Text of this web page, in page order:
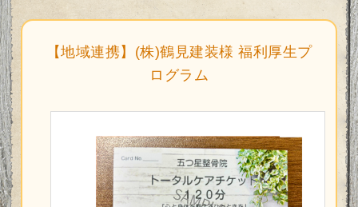
【地域連携】(株)鶴見建装様 福利厚生プ
ログラム